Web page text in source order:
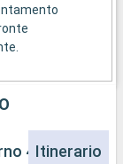
4 Giorno 5
Itinerario